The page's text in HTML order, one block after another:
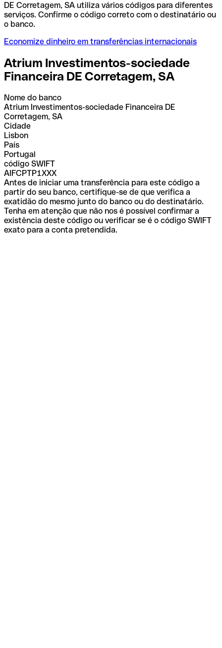
DE Corretagem, SA utiliza vários códigos para diferentes
serviços. Confirme o código correto com o destinatário ou
o banco.
Economize dinheiro em transferências internacionais
Atrium Investimentos-sociedade
Financeira DE Corretagem, SA
Nome do banco
Atrium Investimentos-sociedade Financeira DE
Corretagem, SA
Cidade
Lisbon
País
Portugal
código SWIFT
AIFCPTP1XXX
Antes de iniciar uma transferência para este código a
partir do seu banco, certifique-se de que verifica a
exatidão do mesmo junto do banco ou do destinatário.
Tenha em atenção que não nos é possível confirmar a
existência deste código ou verificar se é o código SWIFT
exato para a conta pretendida.